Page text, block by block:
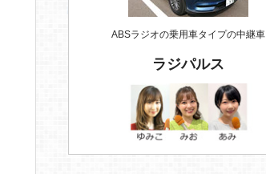
ABSラジオの乗用車タイプの中継車
ラジパルス